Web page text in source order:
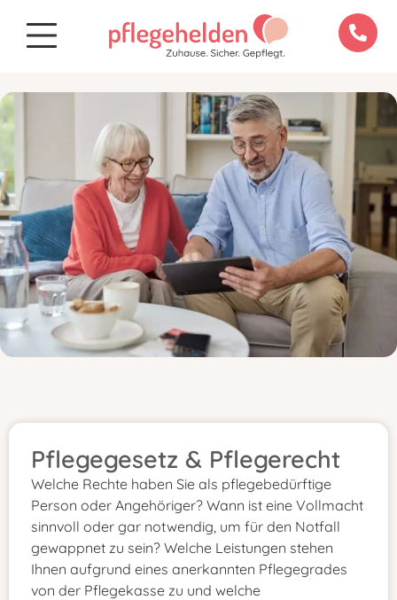
Pflegegesetz & Pflegerecht
Welche Rechte haben Sie als pflegebedürftige
Person oder Angehöriger? Wann ist eine Vollmacht
sinnvoll oder gar notwendig, um für den Notfall
gewappnet zu sein? Welche Leistungen stehen
Ihnen aufgrund eines anerkannten Pflegegrades
von der Pflegekasse zu und welche